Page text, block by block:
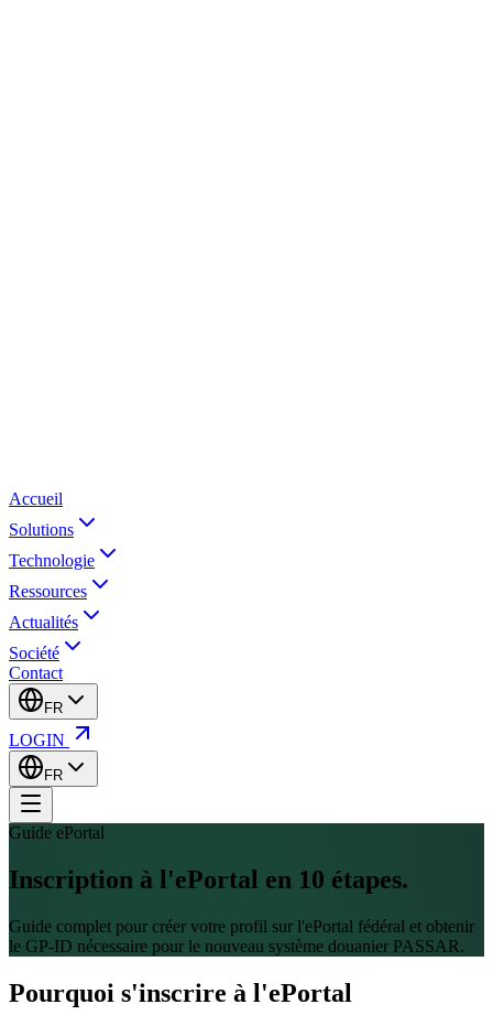
Accueil
Solutions
Technologie
Ressources
Actualités
Société
Contact
FR
LOGIN
FR
Guide ePortal
Inscription à l'ePortal en 10 étapes.
Guide complet pour créer votre profil sur l'ePortal fédéral et obtenir
le GP-ID nécessaire pour le nouveau système douanier PASSAR.
Pourquoi s'inscrire à l'ePortal